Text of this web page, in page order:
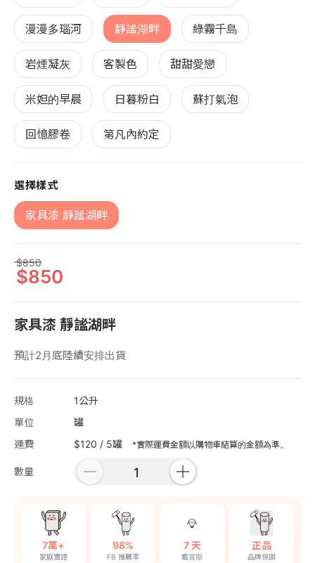
漫漫多瑙河 靜謐湖畔 綠霧千島
岩煙凝灰 客製色 甜甜愛戀
米妲的早晨 日暮粉白 蘇打氣泡
回憶膠卷 第凡內約定
選擇樣式
家具漆 靜謐湖畔
850
850
家具漆 靜謐湖畔
預計2月底陸續安排出貨
規格
1公升
單位
罐
運費
$120 / 5罐 *實際運費金額以購物車結算的金額為準。
數量
7萬+
家庭實證
98%
FB 推薦率
7 天
鑑賞期
正品
品牌保固